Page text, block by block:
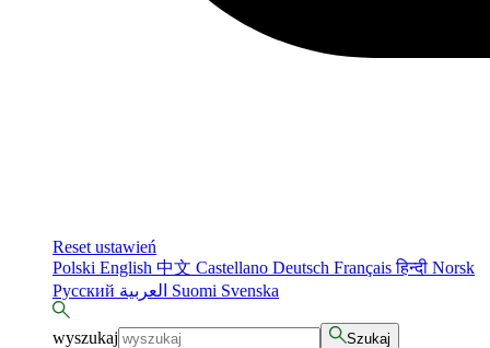
Reset ustawień
Polski English 中文 Castellano Deutsch Françaisहिन्दी Norsk
Русский
Suomi Svenska
wyszukaj Szukaj